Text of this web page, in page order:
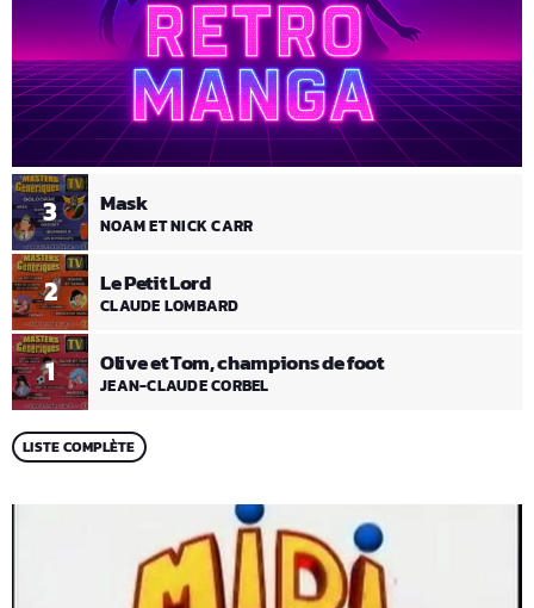
1 Olive et Tom, champions de foot
JEAN-CLAUDE CORBEL
2 Le Petit Lord
CLAUDE LOMBARD
3 Mask
NOAM ET NICK CARR
LISTE COMPLÈTE